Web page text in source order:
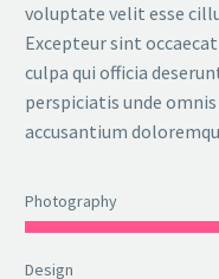
voluptate velit esse
Excepteur sint
culpa qui officia
perspiciatis unde
accusantium
Photography
Design